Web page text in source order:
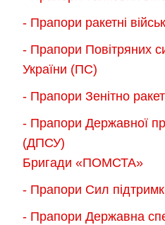
- Прапори ракетні
- Прапори Повітряних
України (ПС)
- Прапори Зенітно
- Прапори Державної
(ДПСУ)
Бригади «ПОМСТА»
- Прапори Сил
- Прапори Державна